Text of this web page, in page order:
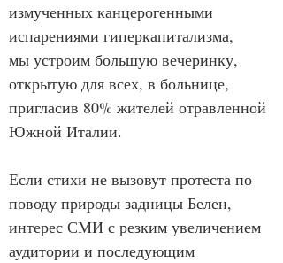
измученных канцерогенными
испарениями гиперкапитализма,
мы устроим большую вечеринку,
открытую для всех, в больнице,
пригласив 80% жителей отравленной
Южной Италии.
Если стихи не вызовут протеста по
поводу природы задницы Белен,
интерес СМИ с резким увеличением
аудитории и последующим